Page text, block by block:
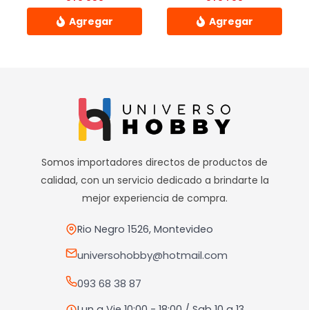
Somos importadores directos de productos de
calidad, con un servicio dedicado a brindarte la
mejor experiencia de compra.
Rio Negro 1526, Montevideo
universohobby@hotmail.com
093 68 38 87